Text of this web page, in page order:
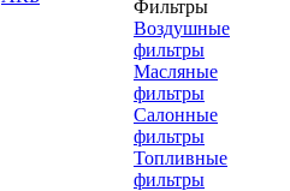
Фильтры
Воздушные
фильтры
Масляные
фильтры
Салонные
фильтры
Топливные
фильтры